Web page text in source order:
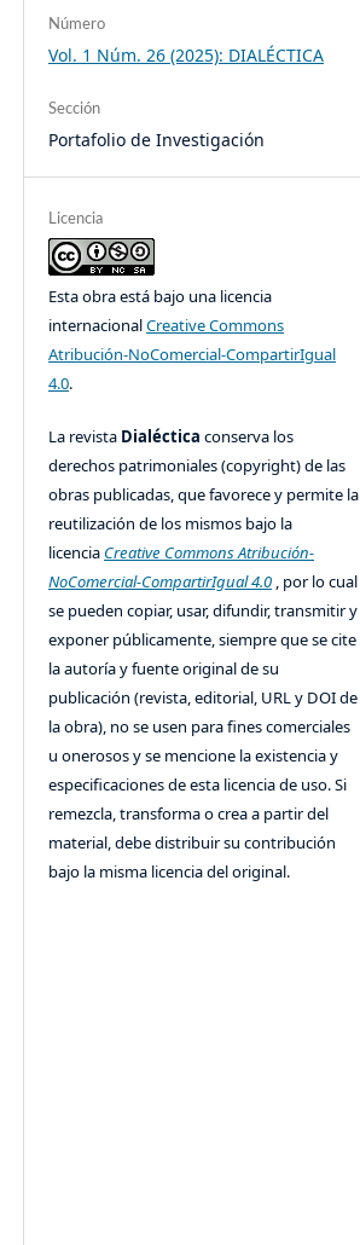
Número
Vol. 1 Núm. 26 (2025): DIALÉCTICA
Sección
Portafolio de Investigación
Licencia
Esta obra está bajo una licencia
internacionalCreative Commons
Atribución-NoComercial-CompartirIgual
4.0.
La revista Dialécticaconserva los
derechos patrimoniales (copyright) de las
obras publicadas, que favorece y permite la
reutilización de los mismos bajo la
licencia Creative Commons Atribución-
NoComercial-CompartirIgual 4.0 , por lo cual
se pueden copiar, usar, difundir, transmitir y
exponer públicamente, siempre que se cite
la autoría y fuente original de su
publicación (revista, editorial, URL y DOI de
la obra), no se usen para fines comerciales
u onerosos y se mencione la existencia y
especificaciones de esta licencia de uso. Si
remezcla, transforma o crea a partir del
material, debe distribuir su contribución
bajo la misma licencia del original.